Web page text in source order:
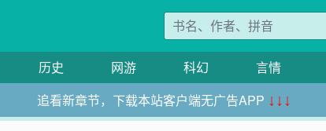
历史 网游 科幻 言情
追看新章节，下载本站客户端无广告APP ↓↓↓